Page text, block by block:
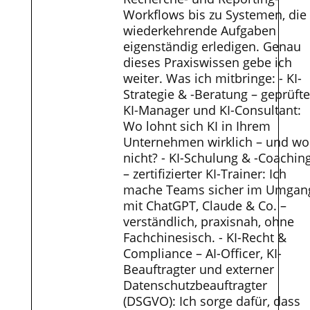
Workflows bis zu Systemen, die
wiederkehrende Aufgaben
eigenständig erledigen. Genau
dieses Praxiswissen gebe ich
weiter. Was ich mitbringe: - KI-
Strategie & -Beratung –
KI-Manager und KI-Consultant:
Wo lohnt sich KI in Ihrem
Unternehmen wirklich – und wo
nicht? - KI-Schulung & -
– zertifizierter KI-Trainer: Ich
mache Teams sicher im
mit ChatGPT, Claude & Co. –
verständlich, praxisnah, ohne
Fachchinesisch. - KI-Recht &
Compliance – AI-Officer, KI-
Beauftragter und externer
Datenschutzbeauftragter
(DSGVO): Ich sorge dafür, dass